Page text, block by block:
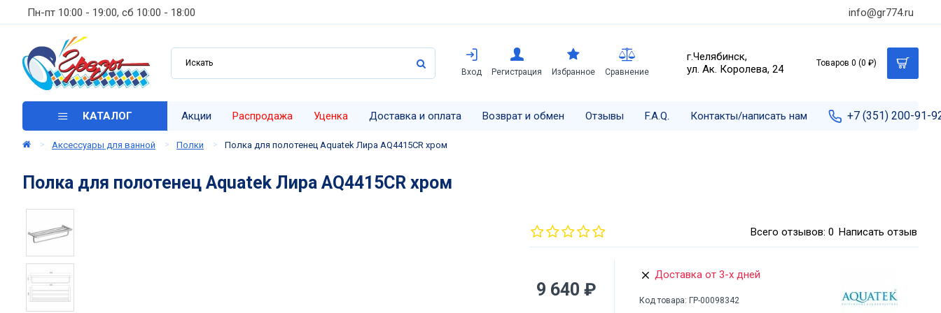
Пн-пт 10:00 - 19:00, сб 10:00 - 18:00 info@gr774.ru
Вход Регистрация Избранное Сравнение
г.Челябинск,
ул. Ак. Королева, 24
Товаров 0 (0 ₽)
КАТАЛОГ Акции Распродажа Уценка Доставка и оплата Возврат и обмен Отзывы F.A.Q. Контакты/написать нам +7 (351) 200-91-
Аксессуары для ванной Полки Полка для полотенец Aquatek Лира AQ4415CR хром
Полка для полотенец Aquatek Лира AQ4415CR хром
Всего отзывов: 0 Написать отзыв
9 640 ₽
Доставка от 3-х дней
Код товара: ГР-00098342